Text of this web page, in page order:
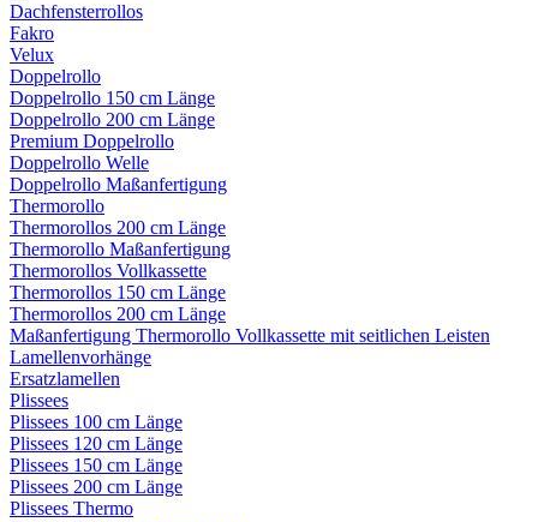
Dachfensterrollos
Fakro
Velux
Doppelrollo
Doppelrollo 150 cm Länge
Doppelrollo 200 cm Länge
Premium Doppelrollo
Doppelrollo Welle
Doppelrollo Maßanfertigung
Thermorollo
Thermorollos 200 cm Länge
Thermorollo Maßanfertigung
Thermorollos Vollkassette
Thermorollos 150 cm Länge
Thermorollos 200 cm Länge
Maßanfertigung Thermorollo Vollkassette mit seitlichen Leisten
Lamellenvorhänge
Ersatzlamellen
Plissees
Plissees 100 cm Länge
Plissees 120 cm Länge
Plissees 150 cm Länge
Plissees 200 cm Länge
Plissees Thermo